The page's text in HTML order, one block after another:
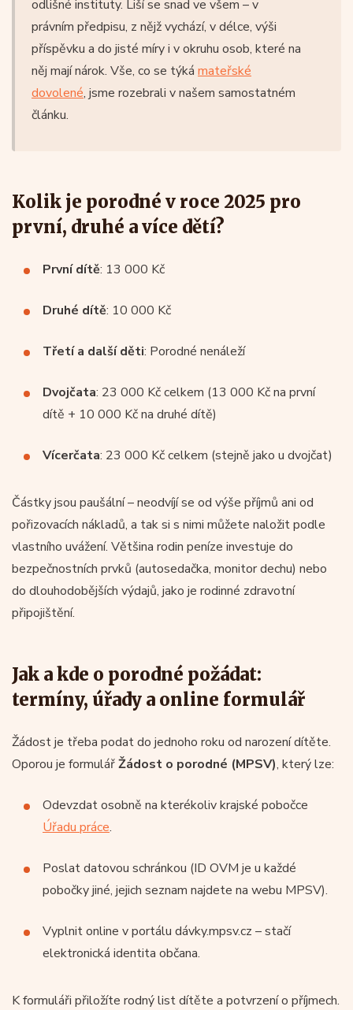
odlišné instituty. Liší se snad ve všem – v
právním předpisu, z nějž vychází, v délce, výši
příspěvku a do jisté míry i v okruhu osob, které na
něj mají nárok. Vše, co se týká mateřské
dovolené, jsme rozebrali v našem samostatném
článku.
Kolik je porodné v roce 2025 pro
první, druhé a více dětí?
První dítě: 13 000 Kč
Druhé dítě: 10 000 Kč
Třetí a další děti: Porodné nenáleží
Dvojčata: 23 000 Kč celkem (13 000 Kč na první
dítě + 10 000 Kč na druhé dítě)
Vícerčata: 23 000 Kč celkem (stejně jako u dvojčat)
Částky jsou paušální – neodvíjí se od výše příjmů ani od
pořizovacích nákladů, a tak si s nimi můžete naložit podle
vlastního uvážení. Většina rodin peníze investuje do
bezpečnostních prvků (autosedačka, monitor dechu) nebo
do dlouhodobějších výdajů, jako je rodinné zdravotní
připojištění.
Jak a kde o porodné požádat:
termíny, úřady a online formulář
Žádost je třeba podat do jednoho roku od narození dítěte.
Oporou je formulářŽádost o porodné (MPSV), který lze:
Odevzdat osobně na kterékoliv krajské pobočce
Úřadu práce.
Poslat datovou schránkou (ID OVM je u každé
pobočky jiné, jejich seznam najdete na webu MPSV).
Vyplnit online v portálu dávky.mpsv.cz – stačí
elektronická identita občana.
K formuláři přiložíte rodný list dítěte a potvrzení o příjmech.